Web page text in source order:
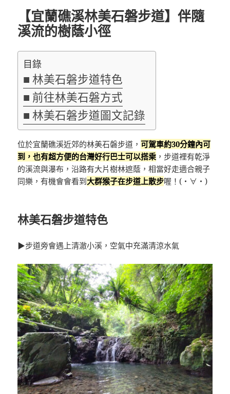
【宜蘭礁溪林美石磐步道】伴隨
溪流的樹蔭小徑
目錄
林美石磐步道特色
前往林美石磐方式
林美石磐步道圖文記錄
位於宜蘭礁溪近郊的林美石磐步道，可駕車約30分鐘內可
到，也有超方便的台灣好行巴士可以搭乘 ，步道裡有乾淨
的溪流與瀑布，沿路有大片樹林遮蔭，相當好走適合親子
同樂，有機會會看到大群猴子在步道上散步喔！(・∀・)
林美石磐步道特色
▶步道旁會遇上清澈小溪，空氣中充滿清涼水氣